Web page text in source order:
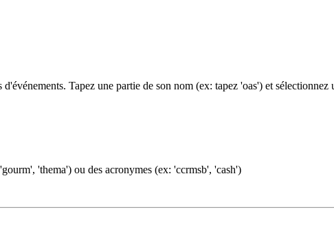
Tapez une partie de son nom (ex: tapez 'oas') et sélectionnez
'thema') ou des acronymes (ex: 'ccrmsb', 'cash')